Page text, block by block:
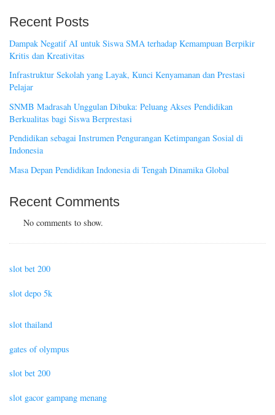
Recent Posts
Dampak Negatif AI untuk Siswa SMA terhadap Kemampuan Berpikir
Kritis dan Kreativitas
Infrastruktur Sekolah yang Layak, Kunci Kenyamanan dan Prestasi
Pelajar
SNMB Madrasah Unggulan Dibuka: Peluang Akses Pendidikan
Berkualitas bagi Siswa Berprestasi
Pendidikan sebagai Instrumen Pengurangan Ketimpangan Sosial di
Indonesia
Masa Depan Pendidikan Indonesia di Tengah Dinamika Global
Recent Comments
No comments to show.
slot bet 200
slot depo 5k
slot thailand
gates of olympus
slot bet 200
slot gacor gampang menang